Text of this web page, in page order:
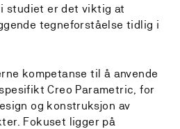
studiet er det viktig at
tegneforståelse tidlig i
kompetanse til å anvende
Creo Parametric, for
og konstruksjon av
Fokuset ligger på